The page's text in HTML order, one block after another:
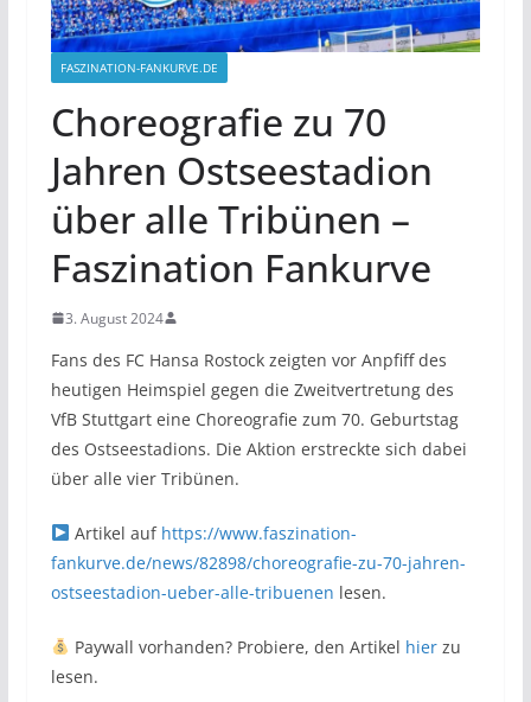
FASZINATION-FANKURVE.DE
Choreografie zu 70
Jahren Ostseestadion
über alle Tribünen –
Faszination Fankurve
3. August 2024
Fans des FC Hansa Rostock zeigten vor Anpfiff des
heutigen Heimspiel gegen die Zweitvertretung des
VfB Stuttgart eine Choreografie zum 70. Geburtstag
des Ostseestadions. Die Aktion erstreckte sich dabei
über alle vier Tribünen.
Artikel auf https://www.faszination-
fankurve.de/news/82898/choreografie-zu-70-jahren-
ostseestadion-ueber-alle-tribuenen lesen.
Paywall vorhanden? Probiere, den Artikel hierzu
lesen.